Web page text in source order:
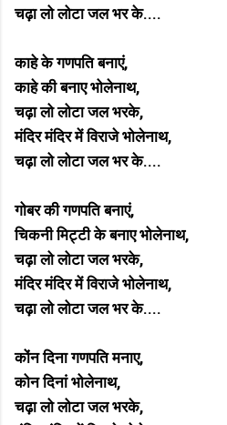
चढ़ा लो लोटा जल भर के....
काहे के गणपति बनाएं,
काहे की बनाए भोलेनाथ,
चढ़ा लो लोटा जल भरके,
मंदिर मंदिर में विराजे भोलेनाथ,
चढ़ा लो लोटा जल भर के....
गोबर की गणपति बनाएं,
चिकनी मिट्टी के बनाए भोलेनाथ,
चढ़ा लो लोटा जल भरके,
मंदिर मंदिर में विराजे भोलेनाथ,
चढ़ा लो लोटा जल भर के....
कोंन दिना गणपति मनाए,
कोन दिनां भोलेनाथ,
चढ़ा लो लोटा जल भरके,